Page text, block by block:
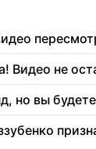
Видео не
но вы